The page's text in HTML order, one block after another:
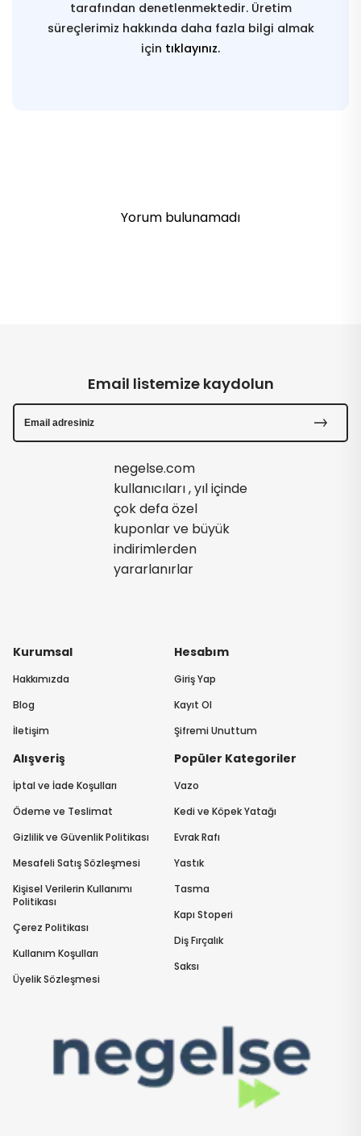
tarafından denetlenmektedir. Üretim
süreçlerimiz hakkında daha fazla bilgi almak
için tıklayınız.
Yorum bulunamadı
Kurumsal
Hakkımızda
Blog
İletişim
Hesabım
Giriş Yap
Kayıt Ol
Şifremi Unuttum
Alışveriş
İptal ve İade Koşulları
Ödeme ve Teslimat
Gizlilik ve Güvenlik Politikası
Mesafeli Satış Sözleşmesi
Kişisel Verilerin Kullanımı
Politikası
Çerez Politikası
Kullanım Koşulları
Üyelik Sözleşmesi
Popüler Kategoriler
Vazo
Kedi ve Köpek Yatağı
Evrak Rafı
Yastık
Tasma
Kapı Stoperi
Diş Fırçalık
Saksı
Email listemize kaydolun
negelse.com
kullanıcıları , yıl içinde
çok defa özel
kuponlar ve büyük
indirimlerden
yararlanırlar